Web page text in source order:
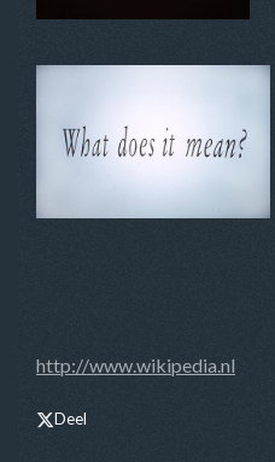
http://www.wikipedia.nl
Deel